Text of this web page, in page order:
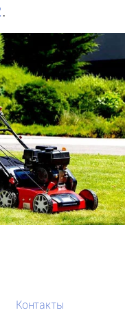
.
Контакты